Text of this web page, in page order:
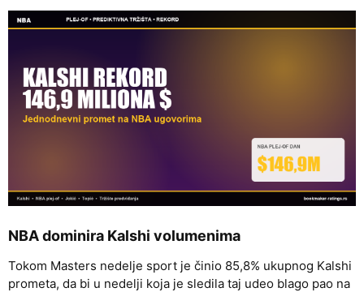
NBA dominira Kalshi volumenima
Tokom Masters nedelje sport je činio 85,8% ukupnog Kalshi
prometa, da bi u nedelji koja je sledila taj udeo blago pao na